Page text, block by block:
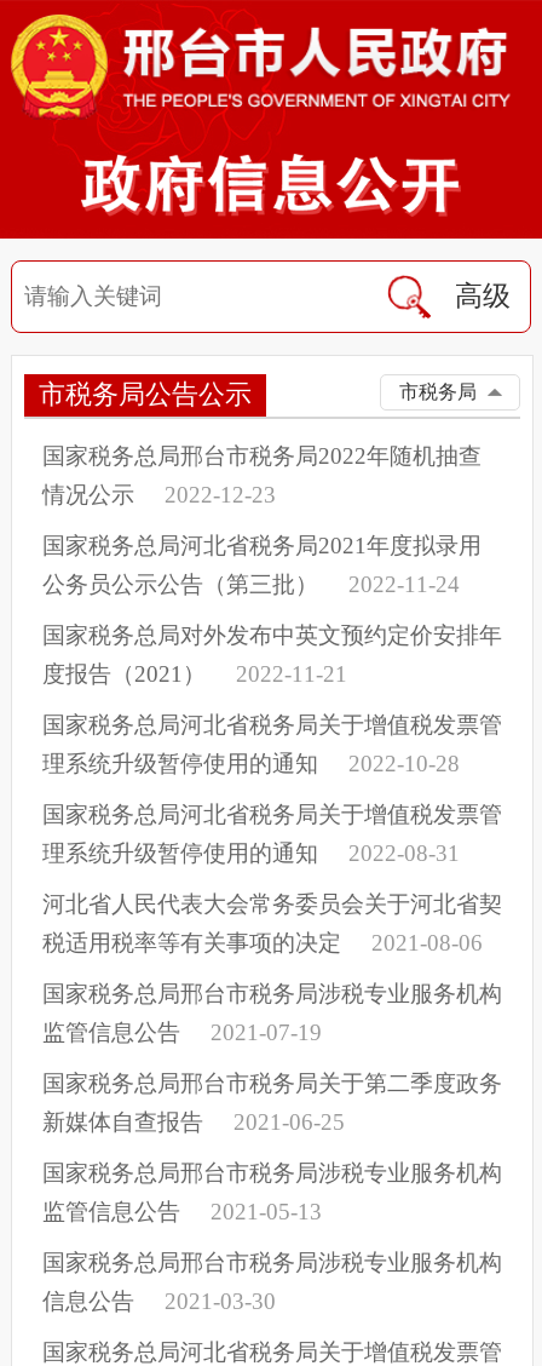
高级
市税务局公告公示 市税务局
国家税务总局邢台市税务局2022年随机抽查
情况公示
2022-12-23
国家税务总局河北省税务局2021年度拟录用
公务员公示公告（第三批）
2022-11-24
国家税务总局对外发布中英文预约定价安排年
度报告（2021）
2022-11-21
国家税务总局河北省税务局关于增值税发票管
理系统升级暂停使用的通知
2022-10-28
国家税务总局河北省税务局关于增值税发票管
理系统升级暂停使用的通知
2022-08-31
河北省人民代表大会常务委员会关于河北省契
税适用税率等有关事项的决定
2021-08-06
国家税务总局邢台市税务局涉税专业服务机构
监管信息公告
2021-07-19
国家税务总局邢台市税务局关于第二季度政务
新媒体自查报告
2021-06-25
国家税务总局邢台市税务局涉税专业服务机构
监管信息公告
2021-05-13
国家税务总局邢台市税务局涉税专业服务机构
信息公告
2021-03-30
国家税务总局河北省税务局关于增值税发票管